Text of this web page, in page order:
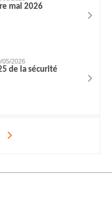
mai 2026
05/2026
de la sécurité